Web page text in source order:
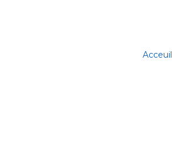
Acceuil